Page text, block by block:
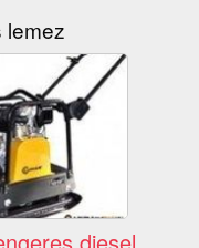
lemez